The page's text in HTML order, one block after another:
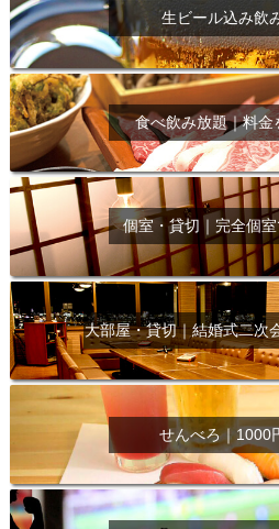
生ビール込み飲
食べ飲み放題｜料金
個室・貸切｜完全個
大部屋・貸切｜結婚式二次
せんべろ｜1000